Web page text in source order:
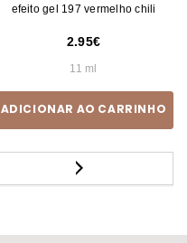
efeito gel 197 vermelho chili
2.95
11 ml
ADICIONAR AO CARRINHO